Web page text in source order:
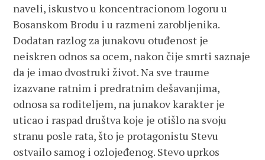
naveli, iskustvo u koncentracionom logoru u
Bosanskom Brodu i u razmeni zarobljenika.
Dodatan razlog za junakovu otuđenost je
neiskren odnos sa ocem, nakon čije smrti saznaje
da je imao dvostruki život. Na sve traume
izazvane ratnim i predratnim dešavanjima,
odnosa sa roditeljem, na junakov karakter je
uticao i raspad društva koje je otišlo na svoju
stranu posle rata, što je protagonistu Stevu
ostvailo samog i ozlojeđenog. Stevo uprkos